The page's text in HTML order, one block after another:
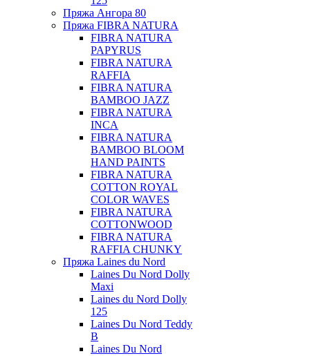
Пряжа Ангора 80
Пряжа FIBRA NATURA
FIBRA NATURA
PAPYRUS
FIBRA NATURA
RAFFIA
FIBRA NATURA
BAMBOO JAZZ
FIBRA NATURA
INCA
FIBRA NATURA
BAMBOO BLOOM
HAND PAINTS
FIBRA NATURA
COTTON ROYAL
COLOR WAVES
FIBRA NATURA
COTTONWOOD
FIBRA NATURA
RAFFIA CHUNKY
Пряжа Laines du Nord
Laines Du Nord Dolly
Maxi
Laines du Nord Dolly
125
Laines Du Nord Teddy
B
Laines Du Nord